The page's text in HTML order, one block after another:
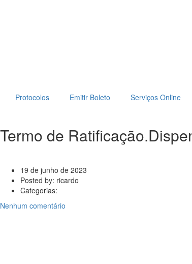
Protocolos Emitir Boleto Serviços Online
Termo de
19 de junho de 2023
Posted by: ricardo
Categorias:
Nenhum comentário